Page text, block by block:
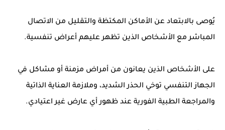
يُوصى بالابتعاد عن الأماكن المكتظة والتقليل من الاتصال
المباشر مع الأشخاص الذين تظهر عليهم أعراض تنفسية.
على الأشخاص الذين يعانون من أمراض مزمنة أو مشاكل في
الجهاز التنفسي توخي الحذر الشديد، وملازمة العناية الذاتية
والمراجعة الطبية الفورية عند ظهور أي عارض غير اعتيادي.